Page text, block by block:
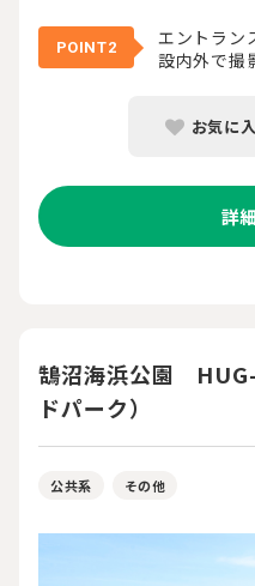
POINT2
エントラン
設内外で撮
お気に
詳
鵠沼海浜公園
ドパーク）
公共系 その他